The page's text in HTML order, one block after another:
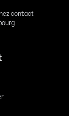
contact